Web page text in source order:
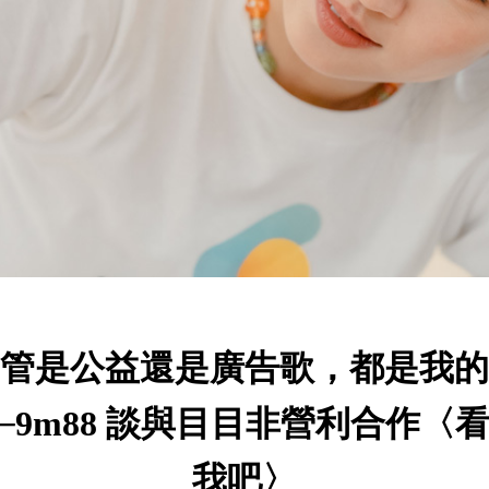
是公益還是廣告歌，都是我
談與目目非營利合作〈
我吧〉